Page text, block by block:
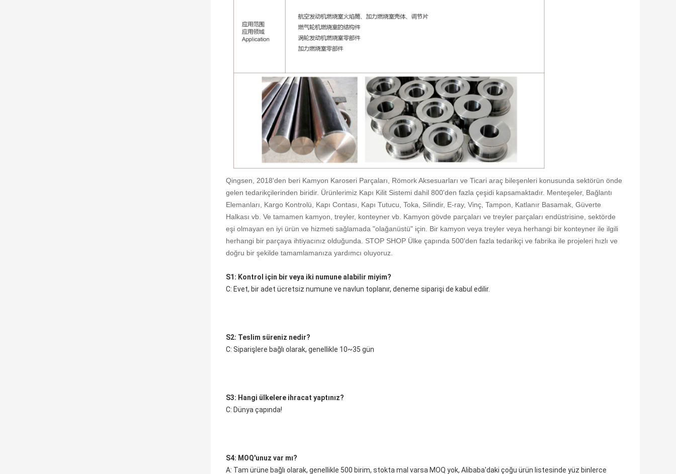
Qingsen, 2018'den beri Kamyon Karoseri Parçaları, Römork Aksesuarları ve Ticari araç bileşenleri konusunda sektörün önde
gelen tedarikçilerinden biridir. Ürünlerimiz Kapı Kilit Sistemi dahil 800'den fazla çeşidi kapsamaktadır. Menteşeler, Bağlantı
Elemanları, Kargo Kontrolü, Kapı Contası, Kapı Tutucu, Toka, Silindir, E-ray, Vinç, Tampon, Katlanır Basamak, Güverte
Halkası vb. Ve tamamen kamyon, treyler, konteyner vb. Kamyon gövde parçaları ve treyler parçaları endüstrisine, sektörde
eşi olmayan en iyi ürün ve hizmeti sağlamada "olağanüstü" için. Bir kamyon veya treyler veya herhangi bir konteyner ile ilgili
herhangi bir parçaya ihtiyacınız olduğunda. STOP SHOP Ülke çapında 500'den fazla tedarikçi ve fabrika ile projeleri hızlı ve
doğru bir şekilde tamamlamanıza yardımcı oluyoruz.
S1: Kontrol için bir veya iki numune alabilir miyim?
C: Evet, bir adet ücretsiz numune ve navlun toplanır, deneme siparişi de kabul edilir.
S2: Teslim süreniz nedir?
C: Siparişlere bağlı olarak, genellikle 10~35 gün
S3: Hangi ülkelere ihracat yaptınız?
C: Dünya çapında!
S4: MOQ'unuz var mı?
A: Tam ürüne bağlı olarak, genellikle 500 birim, stokta mal varsa MOQ yok, Alibaba'daki çoğu ürün listesinde yüz binlerce